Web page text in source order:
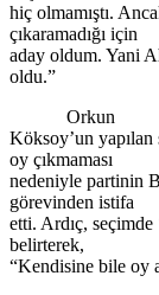
hiç olmamıştı.
çıkaramadığı için
aday oldum. Yani
oldu.”
Orkun
Köksoy’un
oy çıkmaması
nedeniyle partinin
görevinden istifa
etti. Ardıç, seçimde
belirterek,
“Kendisine bile oy